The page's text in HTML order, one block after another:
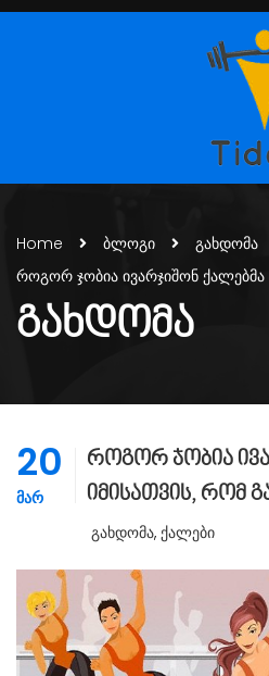
Home ბლოგი
გახდომა
როგორ ჯობია ივარჯიშონ ქალებმა
ᲒᲐᲮᲓᲝᲛᲐ
20
ᲛᲐᲠ
როგორ ჯობია
იმისათვის, რომ
Გახდომა, Ქალები